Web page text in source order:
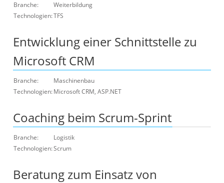
Branche:
Weiterbildung
Technologien:TFS
Entwicklung einer Schnittstelle zu
Microsoft CRM
Branche:
Maschinenbau
Technologien:Microsoft CRM, ASP.NET
Coaching beim Scrum-Sprint
Branche:
Logistik
Technologien:Scrum
Beratung zum Einsatz von